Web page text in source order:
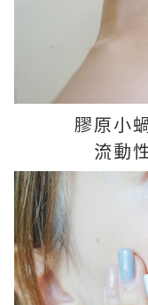
膠原小
流動